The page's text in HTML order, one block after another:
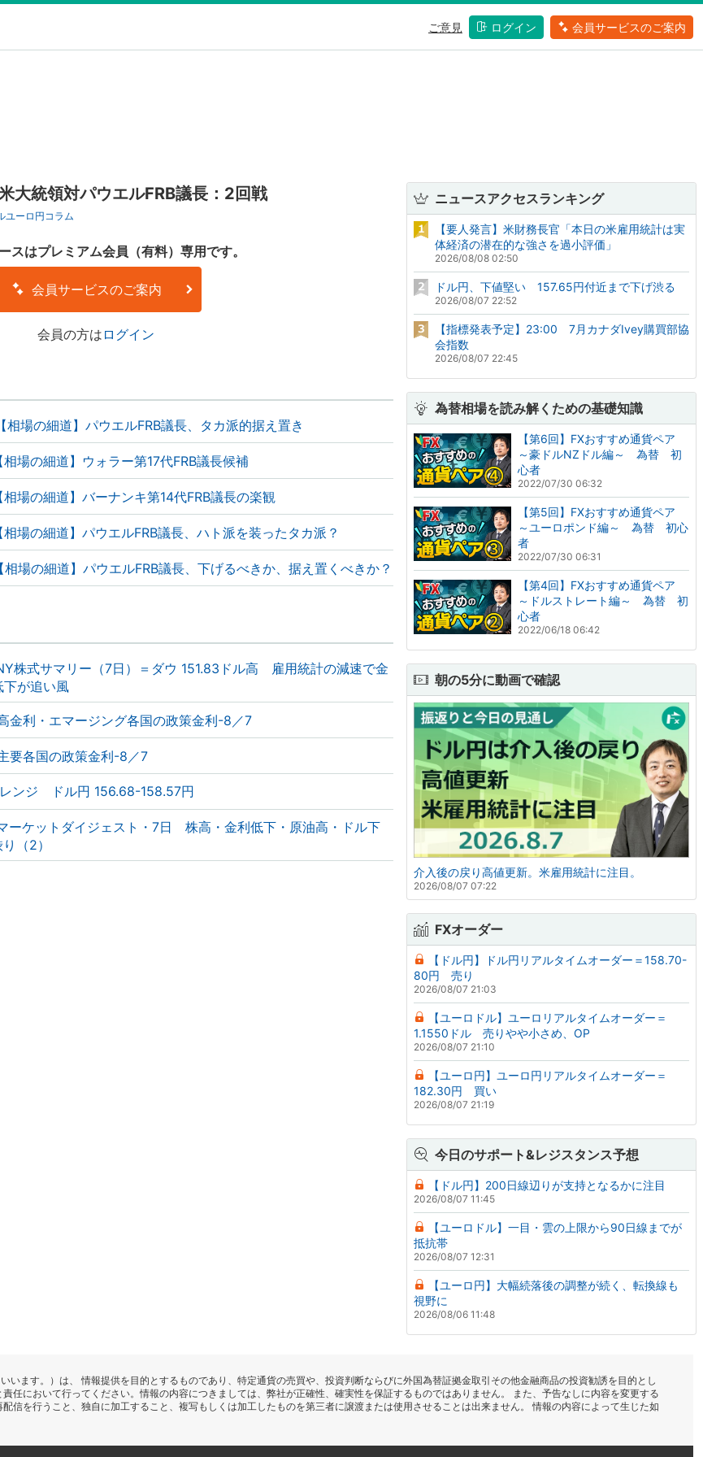
ご意見 ログイン 会員サービスのご案内
大統領対パウエルFRB議長：2回戦
ユーロ円コラム
スはプレミアム会員（有料）専用です。
会員サービスのご案内
会員の方は ログイン
【相場の細道】パウエルFRB議長、タカ派的据え置き
【相場の細道】ウォラー第17代FRB議長候補
【相場の細道】バーナンキ第14代FRB議長の楽観
【相場の細道】パウエルFRB議長、ハト派を装ったタカ派？
【相場の細道】パウエルFRB議長、下げるべきか、据え置くべきか？
株式サマリー（7日）＝ダウ 151.83ドル高 雇用統計の減速で金
下が追い風
金利・エマージング各国の政策金利-8／7
要各国の政策金利-8／7
ンジ ドル円 156.68-158.57円
ーケットダイジェスト・7日 株高・金利低下・原油高・ドル下
（2）
ニュースアクセスランキング
【要人発言】米財務長官「本日の米雇用統計は実
体経済の潜在的な強さを過小評価」
2026/08/08 02:50
ドル円、下値堅い 157.65円付近まで下げ渋る
2026/08/07 22:52
【指標発表予定】23:00 7月カナダIvey購買部協
会指数
2026/08/07 22:45
為替相場を読み解くための基礎知識
【第6回】FXおすすめ通貨ペア
～豪ドルNZドル編～ 為替 初
心者
2022/07/30 06:32
【第5回】FXおすすめ通貨ペア
～ユーロポンド編～ 為替 初心
者
2022/07/30 06:31
【第4回】FXおすすめ通貨ペア
～ドルストレート編～ 為替 初
心者
2022/06/18 06:42
朝の5分に動画で確認
介入後の戻り高値更新。米雇用統計に注目。
2026/08/07 07:22
FXオーダー
【ドル円】ドル円リアルタイムオーダー＝158.70-
80円 売り
2026/08/07 21:03
【ユーロドル】ユーロリアルタイムオーダー＝
1.1550ドル 売りやや小さめ、OP
2026/08/07 21:10
【ユーロ円】ユーロ円リアルタイムオーダー＝
182.30円 買い
2026/08/07 21:19
今日のサポート&レジスタンス予想
【ドル円】200日線辺りが支持となるかに注目
2026/08/07 11:45
【ユーロドル】一目・雲の上限から90日線までが
抵抗帯
2026/08/07 12:31
【ユーロ円】大幅続落後の調整が続く、転換線も
視野に
2026/08/06 11:48
ます。）は、 情報提供を目的とするものであり、特定通貨の売買や、投資判断ならびに外国為替証拠金取引その他金融商品の投資勧誘を目的とし
任において行ってください。情報の内容につきましては、弊社が正確性、確実性を保証するものではありません。 また、予告なしに内容を変更する
信を行うこと、独自に加工すること、複写もしくは加工したものを第三者に譲渡または使用させることは出来ません。 情報の内容によって生じた如